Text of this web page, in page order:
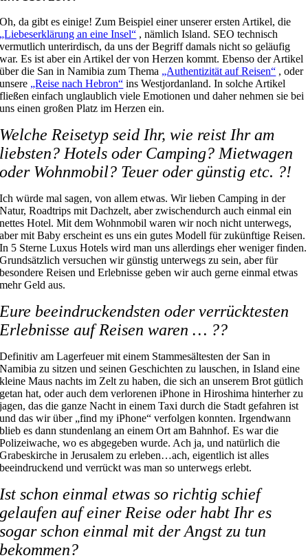
Oh, da gibt es einige! Zum Beispiel einer unserer ersten Artikel, die
„Liebeserklärung an eine Insel“ , nämlich Island. SEO technisch
vermutlich unterirdisch, da uns der Begriff damals nicht so geläufig
war. Es ist aber ein Artikel der von Herzen kommt. Ebenso der Artikel
über die San in Namibia zum Thema „Authentizität auf Reisen“ , oder
unsere „Reise nach Hebron“ ins Westjordanland. In solche Artikel
fließen einfach unglaublich viele Emotionen und daher nehmen sie bei
uns einen großen Platz im Herzen ein.
Welche Reisetyp seid Ihr, wie reist Ihr am
liebsten? Hotels oder Camping? Mietwagen
oder Wohnmobil? Teuer oder günstig etc. ?!
Ich würde mal sagen, von allem etwas. Wir lieben Camping in der
Natur, Roadtrips mit Dachzelt, aber zwischendurch auch einmal ein
nettes Hotel. Mit dem Wohnmobil waren wir noch nicht unterwegs,
aber mit Baby erscheint es uns ein gutes Modell für zukünftige Reisen.
In 5 Sterne Luxus Hotels wird man uns allerdings eher weniger finden.
Grundsätzlich versuchen wir günstig unterwegs zu sein, aber für
besondere Reisen und Erlebnisse geben wir auch gerne einmal etwas
mehr Geld aus.
Eure beeindruckendsten oder verrücktesten
Erlebnisse auf Reisen waren … ??
Definitiv am Lagerfeuer mit einem Stammesältesten der San in
Namibia zu sitzen und seinen Geschichten zu lauschen, in Island eine
kleine Maus nachts im Zelt zu haben, die sich an unserem Brot gütlich
getan hat, oder auch dem verlorenen iPhone in Hiroshima hinterher zu
jagen, das die ganze Nacht in einem Taxi durch die Stadt gefahren ist
und das wir über „find my iPhone“ verfolgen konnten. Irgendwann
blieb es dann stundenlang an einem Ort am Bahnhof. Es war die
Polizeiwache, wo es abgegeben wurde. Ach ja, und natürlich die
Grabeskirche in Jerusalem zu erleben…ach, eigentlich ist alles
beeindruckend und verrückt was man so unterwegs erlebt.
Ist schon einmal etwas so richtig schief
gelaufen auf einer Reise oder habt Ihr es
sogar schon einmal mit der Angst zu tun
bekommen?